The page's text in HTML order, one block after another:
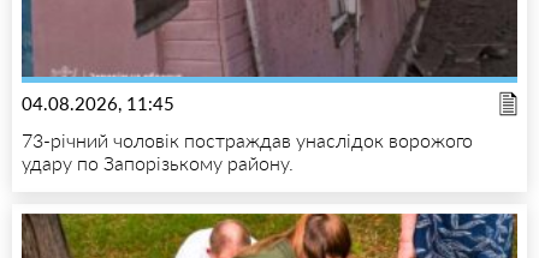
04.08.2026, 11:45
73-річний чоловік постраждав унаслідок ворожого
удару по Запорізькому району.